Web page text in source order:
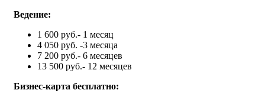
Ведение:
1 600 руб.- 1 месяц
4 050 руб. -3 месяца
7 200 руб.- 6 месяцев
13 500 руб.- 12 месяцев
Бизнес-карта бесплатно: